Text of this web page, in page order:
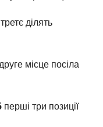
ділять
місце посіла
перші три позиції